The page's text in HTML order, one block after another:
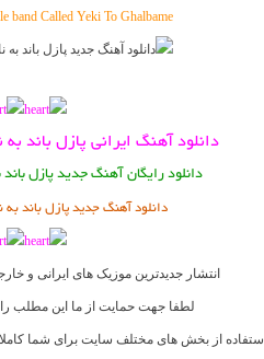
band Called Yeki To Ghalbame
دانلود آهنگ ایرانی پازل باند
دانلود رایگان آهنگ جدید پازل
دانلود آهنگ جدید پازل باند به
انتشار جدیدترین موزیک های ایرانی و
لطفا جهت حمایت از ما این مطلب
استفاده از بخش های مختلف سایت برای شما